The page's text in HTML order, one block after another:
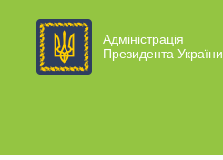
Адміністрація
Президента України